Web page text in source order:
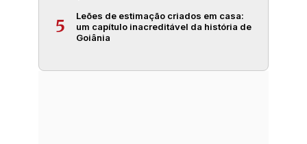
5
Leões de estimação criados em casa:
um capítulo inacreditável da história de
Goiânia